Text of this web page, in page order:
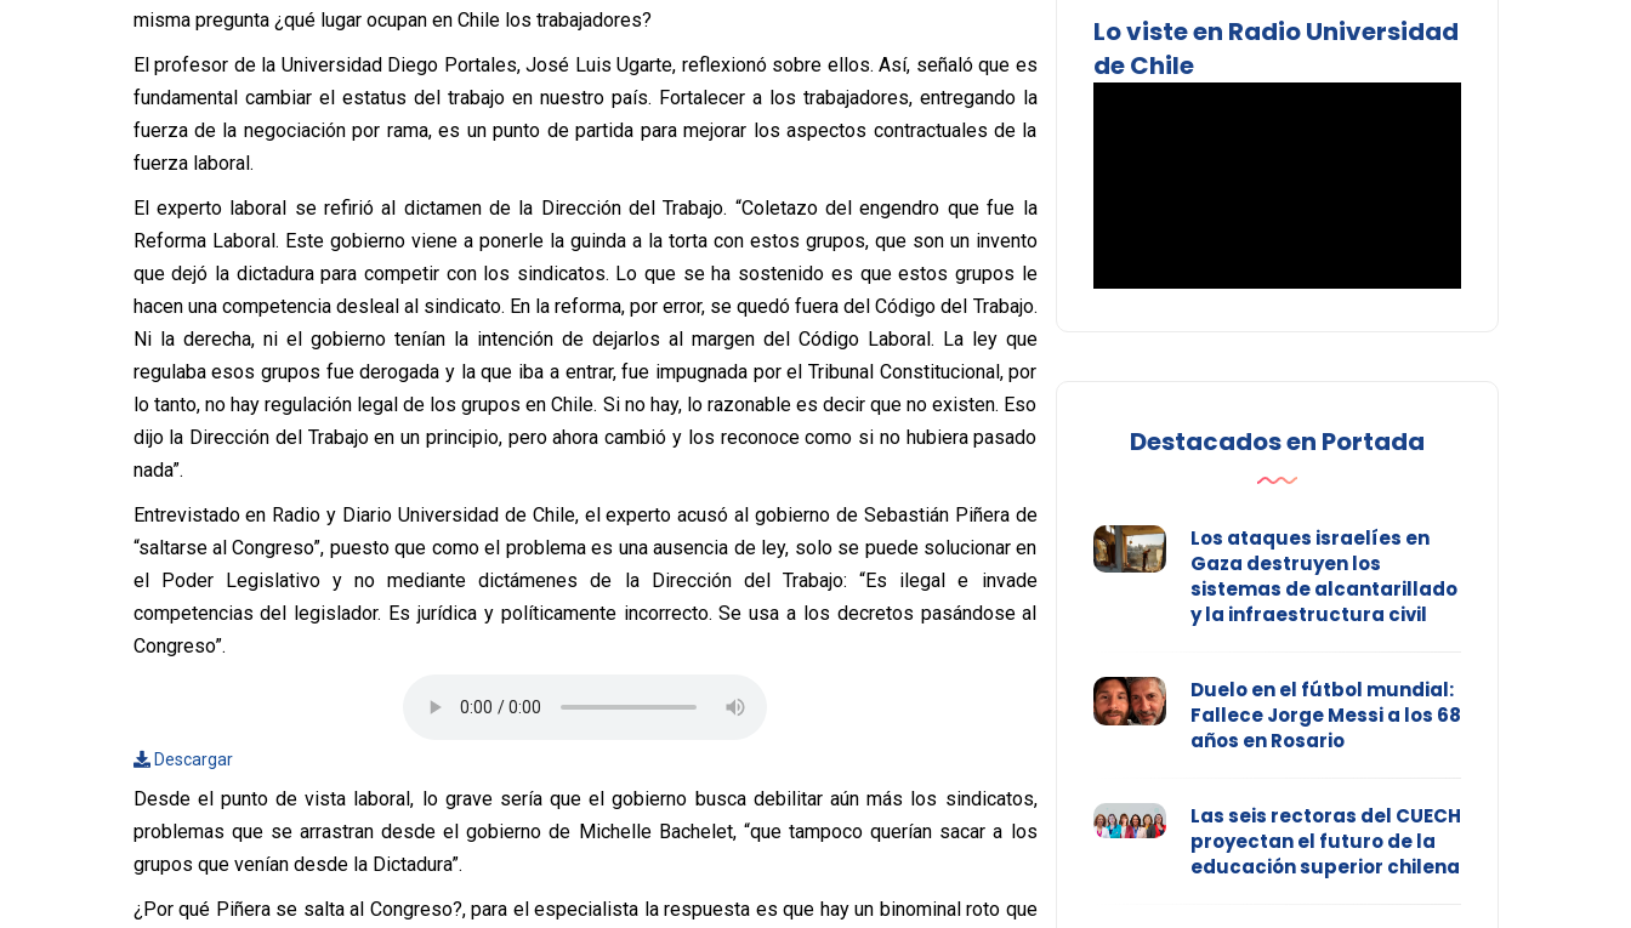
misma pregunta ¿qué lugar ocupan en Chile los trabajadores?
El profesor de la Universidad Diego Portales, José Luis Ugarte, reflexionó sobre ellos. Así, señaló que es
fundamental cambiar el estatus del trabajo en nuestro país. Fortalecer a los trabajadores, entregando la
fuerza de la negociación por rama, es un punto de partida para mejorar los aspectos contractuales de la
fuerza laboral.
El experto laboral se refirió al dictamen de la Dirección del Trabajo. “Coletazo del engendro que fue la
Reforma Laboral. Este gobierno viene a ponerle la guinda a la torta con estos grupos, que son un invento
que dejó la dictadura para competir con los sindicatos. Lo que se ha sostenido es que estos grupos le
hacen una competencia desleal al sindicato. En la reforma, por error, se quedó fuera del Código del Trabajo.
Ni la derecha, ni el gobierno tenían la intención de dejarlos al margen del Código Laboral. La ley que
regulaba esos grupos fue derogada y la que iba a entrar, fue impugnada por el Tribunal Constitucional, por
lo tanto, no hay regulación legal de los grupos en Chile. Si no hay, lo razonable es decir que no existen. Eso
dijo la Dirección del Trabajo en un principio, pero ahora cambió y los reconoce como si no hubiera pasado
nada”.
Entrevistado en Radio y Diario Universidad de Chile, el experto acusó al gobierno de Sebastián Piñera de
“saltarse al Congreso”, puesto que como el problema es una ausencia de ley, solo se puede solucionar en
el Poder Legislativo y no mediante dictámenes de la Dirección del Trabajo: “Es ilegal e invade
competencias del legislador. Es jurídica y políticamente incorrecto. Se usa a los decretos pasándose al
Congreso”.
Descargar
Desde el punto de vista laboral, lo grave sería que el gobierno busca debilitar aún más los sindicatos,
problemas que se arrastran desde el gobierno de Michelle Bachelet, “que tampoco querían sacar a los
grupos que venían desde la Dictadura”.
¿Por qué Piñera se salta al Congreso?, para el especialista la respuesta es que hay un binominal roto que
Lo viste en Radio Universidad
de Chile
Destacados en Portada
Los ataques israelíes en
Gaza destruyen los
sistemas de alcantarillado
y la infraestructura civil
Duelo en el fútbol mundial:
Fallece Jorge Messi a los 68
años en Rosario
Las seis rectoras del CUECH
proyectan el futuro de la
educación superior chilena